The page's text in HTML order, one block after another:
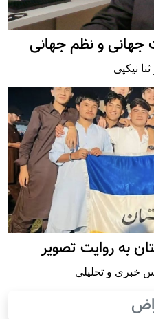
و نظم جهانی
نیکپی
به روایت تصویر
خبری و تحلیلی